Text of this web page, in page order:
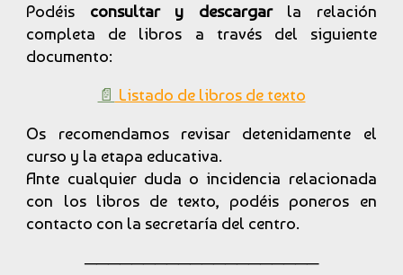
Podéis consultar y descargarla relación
completa de libros a través del siguiente
documento:
📄 Listado de libros de texto
Os recomendamos revisar detenidamente el
curso y la etapa educativa.
Ante cualquier duda o incidencia relacionada
con los libros de texto, podéis poneros en
contacto con la secretaría del centro.
────────────────────